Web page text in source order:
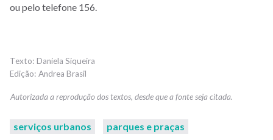
ou pelo telefone 156.
Daniela Siqueira
Andrea Brasil
serviços urbanos
parques e praças